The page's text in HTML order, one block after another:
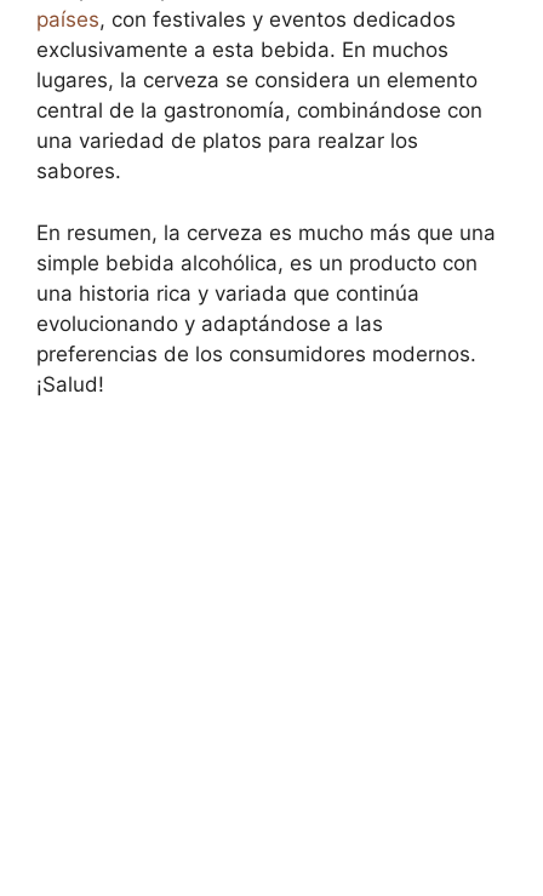
países, con festivales y eventos dedicados
exclusivamente a esta bebida. En muchos
lugares, la cerveza se considera un elemento
central de la gastronomía, combinándose con
una variedad de platos para realzar los
sabores.
En resumen, la cerveza es mucho más que una
simple bebida alcohólica, es un producto con
una historia rica y variada que continúa
evolucionando y adaptándose a las
preferencias de los consumidores modernos.
¡Salud!